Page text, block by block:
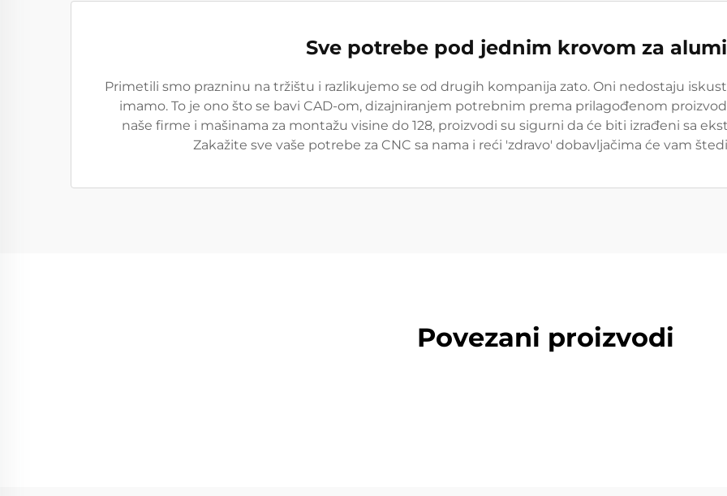
Sve potrebe pod jednim krovom za
Primetili smo prazninu na tržištu i razlikujemo se od drugih kompanija zato. Oni nedostaju
imamo. To je ono što se bavi CAD-om, dizajniranjem potrebnim prema prilagođenom
naše firme i mašinama za montažu visine do 128, proizvodi su sigurni da će biti izrađeni sa
Zakažite sve vaše potrebe za CNC sa nama i reći 'zdravo' dobavljačima će vam
Povezani proizvodi